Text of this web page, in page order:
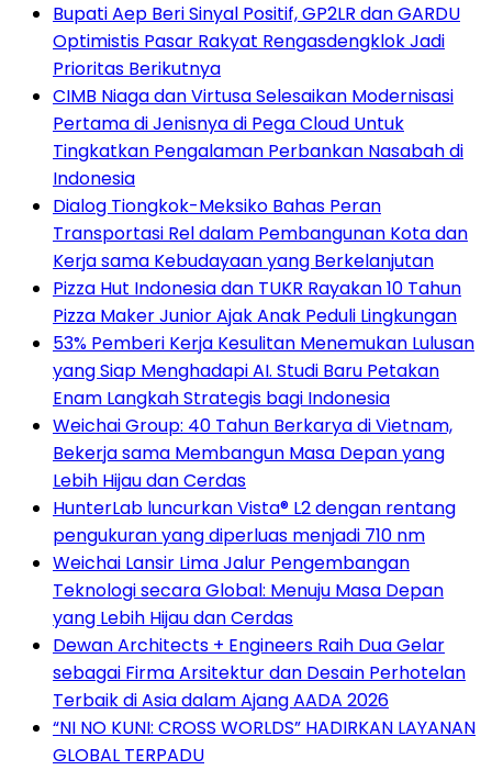
Bupati Aep Beri Sinyal Positif, GP2LR dan GARDU
Optimistis Pasar Rakyat Rengasdengklok Jadi
Prioritas Berikutnya
CIMB Niaga dan Virtusa Selesaikan Modernisasi
Pertama di Jenisnya di Pega Cloud Untuk
Tingkatkan Pengalaman Perbankan Nasabah di
Indonesia
Dialog Tiongkok-Meksiko Bahas Peran
Transportasi Rel dalam Pembangunan Kota dan
Kerja sama Kebudayaan yang Berkelanjutan
Pizza Hut Indonesia dan TUKR Rayakan 10 Tahun
Pizza Maker Junior Ajak Anak Peduli Lingkungan
53% Pemberi Kerja Kesulitan Menemukan Lulusan
yang Siap Menghadapi AI. Studi Baru Petakan
Enam Langkah Strategis bagi Indonesia
Weichai Group: 40 Tahun Berkarya di Vietnam,
Bekerja sama Membangun Masa Depan yang
Lebih Hijau dan Cerdas
HunterLab luncurkan Vista® L2 dengan rentang
pengukuran yang diperluas menjadi 710 nm
Weichai Lansir Lima Jalur Pengembangan
Teknologi secara Global: Menuju Masa Depan
yang Lebih Hijau dan Cerdas
Dewan Architects + Engineers Raih Dua Gelar
sebagai Firma Arsitektur dan Desain Perhotelan
Terbaik di Asia dalam Ajang AADA 2026
“NI NO KUNI: CROSS WORLDS” HADIRKAN LAYANAN
GLOBAL TERPADU